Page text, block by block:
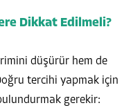
Dikkat Edilmeli?
düşürür hem de
tercihi yapmak için
gerekir: